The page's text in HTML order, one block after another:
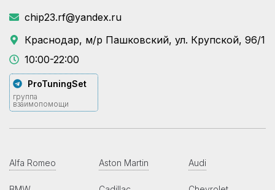
chip23.rf@yandex.ru
Краснодар, м/р Пашковский, ул. Крупской, 96/1
10:00-22:00
ProTuningSet
группа
взаимопомощи
Alfa Romeo Aston Martin Audi